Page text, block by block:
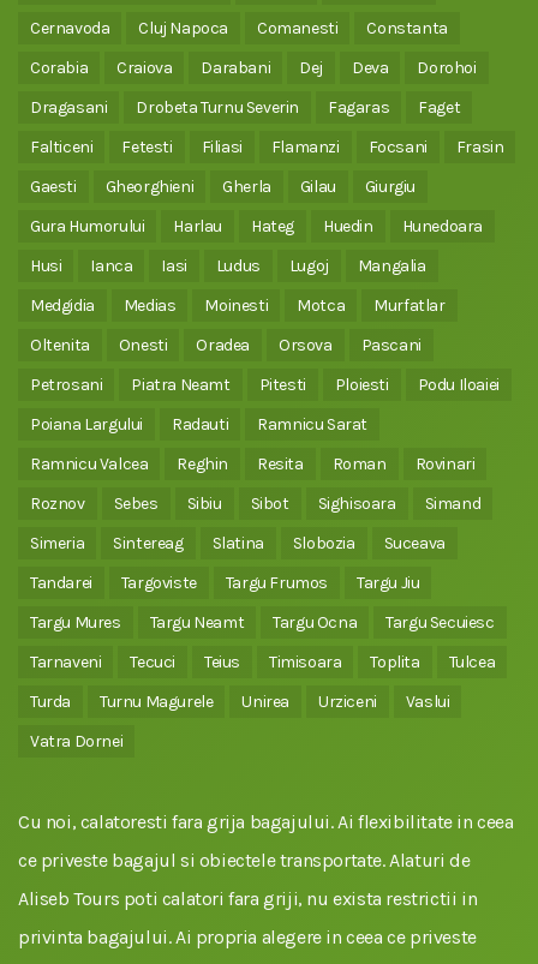
Cernavoda
Cluj Napoca Comanesti
Constanta
Corabia
Craiova Darabani Dej Deva
Dorohoi
Dragasani
Drobeta Turnu Severin Fagaras
Faget
Falticeni
Fetesti Filiasi Flamanzi Focsani
Frasin
Gaesti
Gheorghieni Gherla Gilau
Giurgiu
Gura Humorului
Harlau Hateg Huedin
Hunedoara
Husi
Ianca Iasi Ludus Lugoj
Mangalia
Medgidia
Medias Moinesti Motca
Murfatlar
Oltenita
Onesti Oradea Orsova
Pascani
Petrosani
Piatra Neamt Pitesti Ploiesti
Podu Iloaiei
Poiana Largului
Radauti
Ramnicu Sarat
Ramnicu Valcea
Reghin Resita Roman
Rovinari
Roznov
Sebes Sibiu Sibot Sighisoara
Simand
Simeria
Sintereag Slatina Slobozia
Suceava
Tandarei
Targoviste Targu Frumos
Targu Jiu
Targu Mures
Targu Neamt Targu Ocna
Targu Secuiesc
Tarnaveni
Tecuci Teius Timisoara Toplita
Tulcea
Turda
Turnu Magurele Unirea Urziceni
Vaslui
Vatra Dornei
Cu noi, calatoresti fara grija bagajului. Ai flexibilitate in ceea
ce priveste bagajul si obiectele transportate. Alaturi de
Aliseb Tours poti calatori fara griji, nu exista restrictii in
privinta bagajului. Ai propria alegere in ceea ce priveste